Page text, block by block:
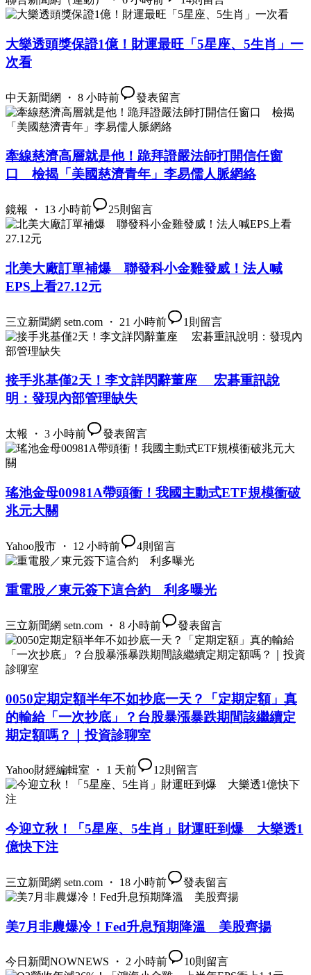
大樂透頭獎保證1億！財運最旺「5星座、5生肖」一
次看
中天新聞網 ・ 8 小時前 發表留言
牽線慈濟高層就是他！跪拜證嚴法師打開信任窗
口 檢揭「美國慈濟青年」李易儒人脈網絡
鏡報 ・ 13 小時前 25則留言
北美大廠訂單補爆 聯發科小金雞發威！法人喊
EPS上看27.12元
三立新聞網 setn.com ・ 21 小時前 1 則留言
接手兆基僅2天！李文詳閃辭董座 宏碁重訊說
明：發現內部管理缺失
太報 ・ 3 小時前 發表留言
瑤池金母00981A帶頭衝！我國主動式ETF規模衝破
兆元大關
Yahoo股市 ・ 12 小時前 4則留言
重電股／東元簽下這合約 利多曝光
三立新聞網 setn.com ・ 8 小時前 發表留言
0050定期定額半年不如抄底一天？「定期定額」真
的輸給「一次抄底」？台股暴漲暴跌期間該繼續定
期定額嗎？｜投資診聊室
Yahoo財經編輯室 ・ 1 天前 12則留言
今迎立秋！「5星座、5生肖」財運旺到爆 大樂透1
億快下注
三立新聞網 setn.com ・ 18 小時前 發表留言
美7月非農爆冷！Fed升息預期降溫 美股齊揚
今日新聞NOWNEWS ・ 2 小時前 10則留言